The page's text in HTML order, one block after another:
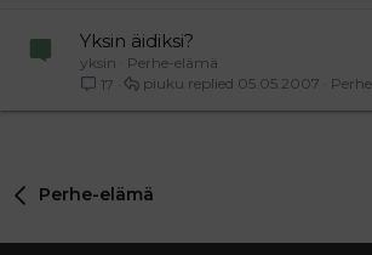
Yksin äidiksi?
yksin
Perhe-elämä
17
05.05.2007
piuku
Perhe-elämä